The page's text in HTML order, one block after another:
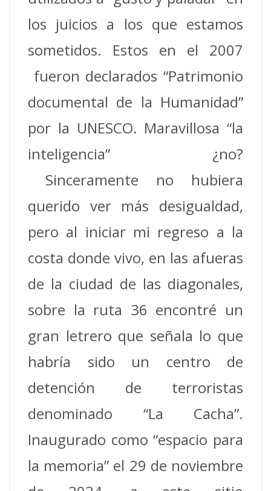
los juicios a los que estamos
sometidos. Estos en el 2007
fueron declarados “Patrimonio
documental de la Humanidad”
por la UNESCO. Maravillosa “la
inteligencia” ¿no?
Sinceramente no hubiera
querido ver más desigualdad,
pero al iniciar mi regreso a la
costa donde vivo, en las afueras
de la ciudad de las diagonales,
sobre la ruta 36 encontré un
gran letrero que señala lo que
habría sido un centro de
detención de terroristas
denominado “La Cacha”.
Inaugurado como “espacio para
la memoria” el 29 de noviembre